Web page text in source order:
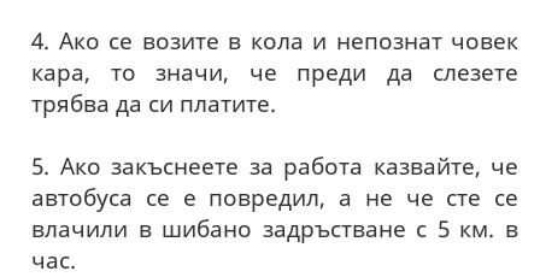
4. Ако се возите в кола и непознат човек
кара, то значи, че преди да слезете
трябва да си платите.
5. Ако закъснеете за работа казвайте, че
автобуса се е повредил, а не че сте се
влачили в шибано задръстване с 5 км. в
час.